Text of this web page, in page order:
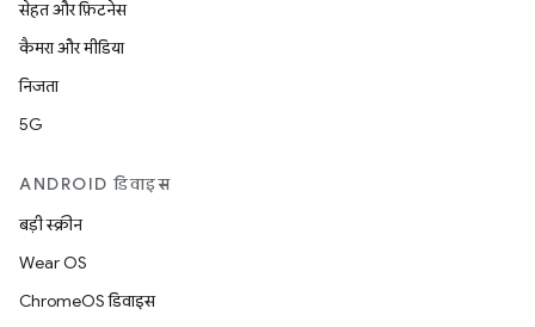
सेहत और फ़िटनेस
कैमरा और मीडिया
निजता
5G
ANDROID डिवाइस
बड़ी स्क्रीन
Wear OS
ChromeOS डिवाइस